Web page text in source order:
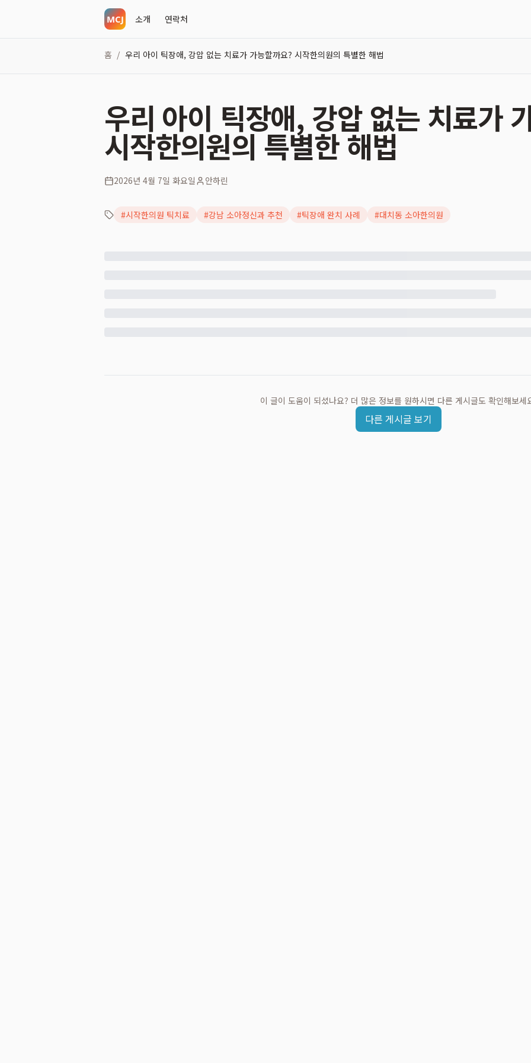
소개 연락처
홈 / 우리 아이 틱장애, 강압 없는 치료가 가능할까요? 시작한의원의 특별한 해법
우리 아이 틱장애, 강압 없는 치료가
시작한의원의 특별한 해법
2026년 4월 7일 화요일 안하린
#시작한의원 틱치료 #강남 소아정신과 추천 #틱장애 완치 사례 #대치동 소아한의원
이 글이 도움이 되셨나요? 더 많은 정보를 원하시면 다른 게시글도 확인해보세
다른 게시글 보기